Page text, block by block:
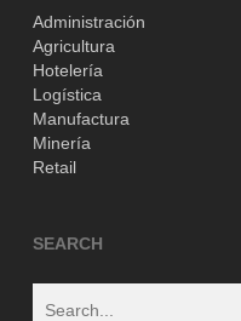
Administración
Agricultura
Hotelería
Logística
Manufactura
Minería
Retail
SEARCH